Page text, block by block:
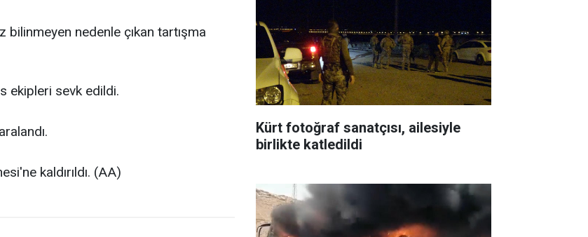
nedenle çıkan tartışma
ekipleri sevk edildi.
kaldırıldı. (AA)
Kürt fotoğraf sanatçısı, ailesiyle
birlikte katledildi